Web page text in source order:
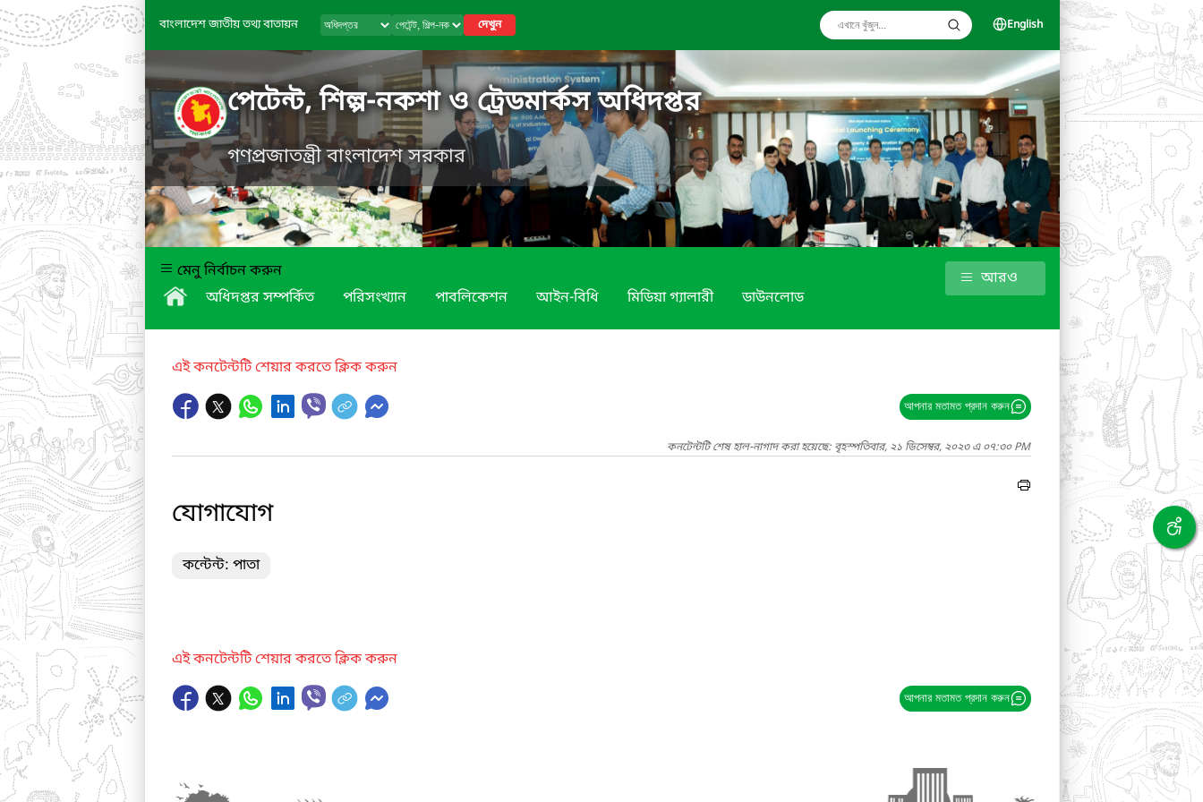
বাংলাদেশ জাতীয় তথ্য বাতায়ন দেখুন English
পেটেন্ট, শিল্প-নকশা ও ট্রেডমার্কস অধিদপ্তর
গণপ্রজাতন্ত্রী বাংলাদেশ সরকার
মেনু নির্বাচন করুন
অধিদপ্তর সম্পর্কিত
পরিসংখ্যান পাবলিকেশন আইন-বিধি মিডিয়া গ্যালারী ডাউনলোড
আরও
এই কনটেন্টটি শেয়ার করতে ক্লিক করুন
আপনার মতামত প্রদান করুন
কনটেন্টটি শেষ হাল-নাগাদ করা হয়েছে: বৃহস্পতিবার, ২১ ডিসেম্বর, ২০২৩ এ ০৭:৩০ PM
যোগাযোগ
কন্টেন্ট: পাতা
এই কনটেন্টটি শেয়ার করতে ক্লিক করুন
আপনার মতামত প্রদান করুন